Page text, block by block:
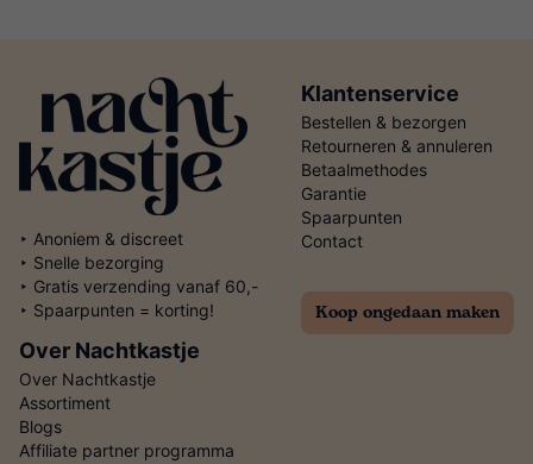
‣ Anoniem & discreet
‣ Snelle bezorging
‣ Gratis verzending vanaf 60,-
‣ Spaarpunten = korting!
Klantenservice
Bestellen & bezorgen
Retourneren & annuleren
Betaalmethodes
Garantie
Spaarpunten
Contact
Koop ongedaan maken
Over Nachtkastje
Over Nachtkastje
Assortiment
Blogs
Affiliate partner programma